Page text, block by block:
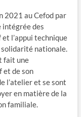
2021 au Cefod par
intégrée des
l’appui technique
solidarité nationale.
fait une
et de son
l’atelier et se sont
en matière de la
familiale.